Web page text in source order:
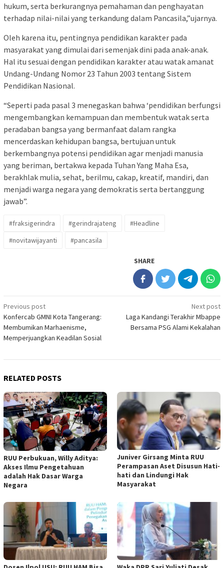
hukum, serta berkurangnya pemahaman dan penghayatan
terhadap nilai-nilai yang terkandung dalam Pancasila,”ujarnya.
Oleh karena itu, pentingnya pendidikan karakter pada
masyarakat yang dimulai dari semenjak dini pada anak-anak.
Hal itu sesuai dengan pendidikan karakter atau watak amanat
Undang-Undang Nomor 23 Tahun 2003 tentang Sistem
Pendidikan Nasional.
“Seperti pada pasal 3 menegaskan bahwa ‘pendidikan berfungsi
mengembangkan kemampuan dan membentuk watak serta
peradaban bangsa yang bermanfaat dalam rangka
mencerdaskan kehidupan bangsa, bertujuan untuk
berkembangnya potensi pendidikan agar menjadi manusia
yang beriman, bertakwa kepada Tuhan Yang Maha Esa,
berakhlak mulia, sehat, berilmu, cakap, kreatif, mandiri, dan
menjadi warga negara yang demokratis serta bertanggung
jawab”.
#fraksigerindra #gerindrajateng
#Headline
#novitawijayanti
#pancasila
SHARE
Post
navigation
Previous post
Konfercab GMNI Kota Tangerang:
Membumikan Marhaenisme,
Memperjuangkan Keadilan Sosial
Next post
Laga Kandangi Terakhir Mbappe
Bersama PSG Alami Kekalahan
RELATED POSTS
RUU Perbukuan, Willy Aditya:
Akses Ilmu Pengetahuan
adalah Hak Dasar Warga
Negara
Juniver Girsang Minta RUU
Perampasan Aset Disusun Hati-
hati dan Lindungi Hak
Masyarakat